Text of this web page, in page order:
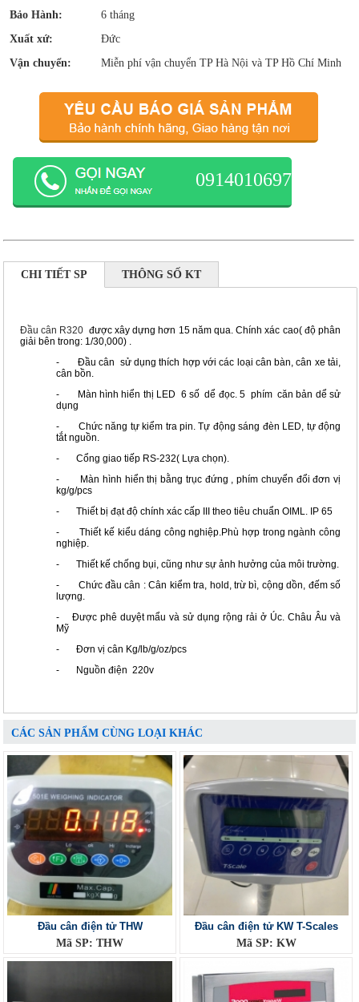
Bảo Hành:
6 tháng
Xuất xứ:
Đức
Vận chuyển:
Miễn phí vận chuyển TP Hà Nội và TP Hồ Chí Minh
0914010697
CHI TIẾT SP THÔNG SỐ KT
Đầu cân R320 được xây dựng hơn 15 năm qua. Chính xác cao( độ phân
giải bên trong: 1/30,000) .
- Đầu cân sử dụng thích hợp với các loại cân bàn, cân xe tải,
cân bồn.
- Màn hình hiển thị LED 6 số dể đọc. 5 phím căn bản dể sử
dụng
- Chức năng tự kiểm tra pin. Tự động sáng đèn LED, tự động
tắt nguồn.
- Cổng giao tiếp RS-232( Lựa chọn).
- Màn hình hiển thị bằng trục đứng , phím chuyển đổi đơn vị
kg/g/pcs
- Thiết bị đạt độ chính xác cấp III theo tiêu chuẩn OIML. IP 65
- Thiết kế kiểu dáng công nghiệp.Phù hợp trong ngành công
nghiệp.
- Thiết kế chống bụi, cũng như sự ảnh hưởng của môi trường.
- Chức đầu cân : Cân kiểm tra, hold, trừ bì, cộng dồn, đếm số
lượng.
- Được phê duyệt mẩu và sử dụng rộng rải ở Úc. Châu Âu và
Mỹ
- Đơn vị cân Kg/lb/g/oz/pcs
- Nguồn điện 220v
CÁC SẢN PHẨM CÙNG LOẠI KHÁC
Đầu cân điện tử THW
Mã SP: THW
Đầu cân điện tử KW T-Scales
Mã SP: KW